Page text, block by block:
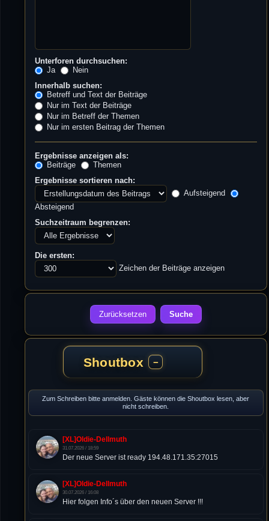
Unterforen durchsuchen:
Ja
Nein
Innerhalb suchen:
Betreff und Text der Beiträge
Nur im Text der Beiträge
Nur im Betreff der Themen
Nur im ersten Beitrag der Themen
Ergebnisse anzeigen als:
Beiträge
Themen
Ergebnisse sortieren nach:
Aufsteigend
Absteigend
Suchzeitraum begrenzen:
Die ersten:
Zeichen der Beiträge anzeigen
Shoutbox −
Zum Schreiben bitte anmelden. Gäste können die Shoutbox lesen, aber
nicht schreiben.
[XL]Oldie-Dellmuth
31.07.2026 / 18:59
Der neue Server ist ready 194.48.171.35:27015
[XL]Oldie-Dellmuth
30.07.2026 / 16:08
Hier folgen Info´s über den neuen Server !!!